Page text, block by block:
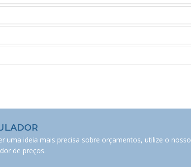
uma ideia mais precisa sobre orçamentos, utilize o nosso
de preços.